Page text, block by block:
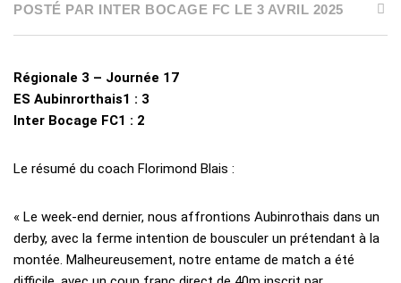
POSTÉ PAR INTER BOCAGE FC LE 3 AVRIL 2025
Régionale 3 – Journée 17
ES Aubinrorthais1 : 3
Inter Bocage FC1 : 2
Le résumé du coach Florimond Blais :
« Le week-end dernier, nous affrontions Aubinrothais dans un
derby, avec la ferme intention de bousculer un prétendant à la
montée. Malheureusement, notre entame de match a été